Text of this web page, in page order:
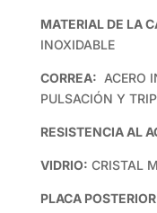
MATERIAL DE LA
INOXIDABLE
CORREA: ACERO
PULSACIÓN Y
RESISTENCIA AL
VIDRIO: CRISTAL
PLACA